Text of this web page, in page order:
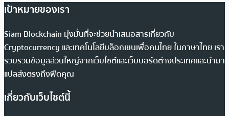
เป้าหมายของเรา
Siam Blockchain มุ่งมั่นที่จะช่วยนำเสนอสารเกี่ยวกับ
Cryptocurrency และเทคโนโลยีบล็อกเชนเพื่อคนไทย ในภาษาไทย เรา
รวบรวมข้อมูลส่วนใหญ่จากเว็บไซต์และเว็บบอร์ดต่างประเทศและนำมา
แปลส่งตรงถึงฟีดคุณ
เกี่ยวกับเว็บไซต์นี้